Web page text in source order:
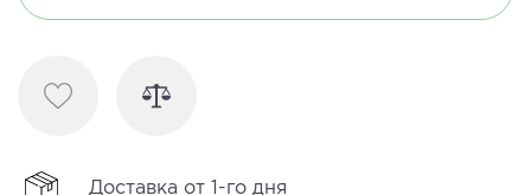
Доставка от 1-го дня